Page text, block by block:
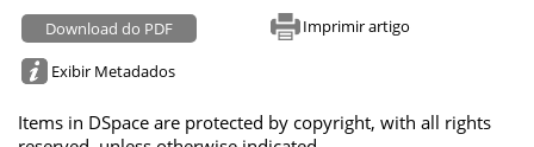
Download do PDF Imprimir artigo
Exibir Metadados
Items in DSpace are protected by copyright, with all rights